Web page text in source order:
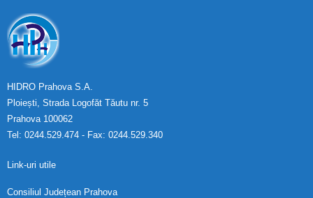
HIDRO Prahova S.A.
Ploiești, Strada Logofăt Tăutu nr. 5
Prahova 100062
Tel: 0244.529.474 - Fax: 0244.529.340
Link-uri utile
Consiliul Județean Prahova